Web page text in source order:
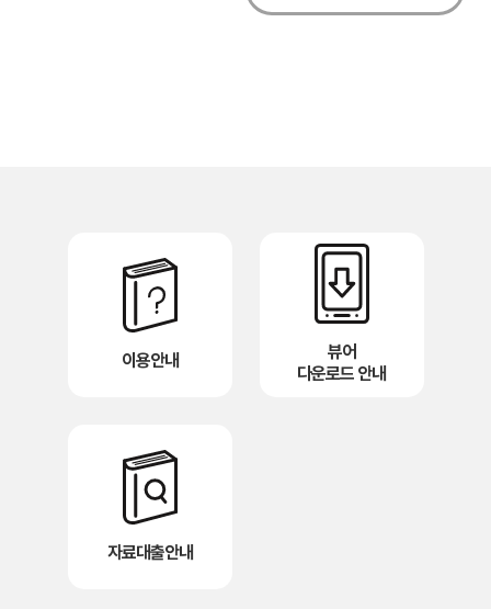
이용안내
뷰어
다운로드 안내
자료대출안내